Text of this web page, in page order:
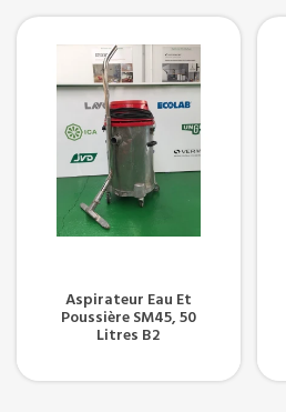
Aspirateur Eau Et
Poussière SM45, 50
Litres B2